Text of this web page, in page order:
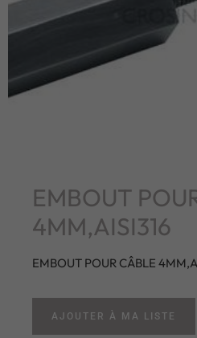
EMBOUT
4MM,AISI316
EMBOUT POUR CÂBLE
AJOUTER À MA LISTE